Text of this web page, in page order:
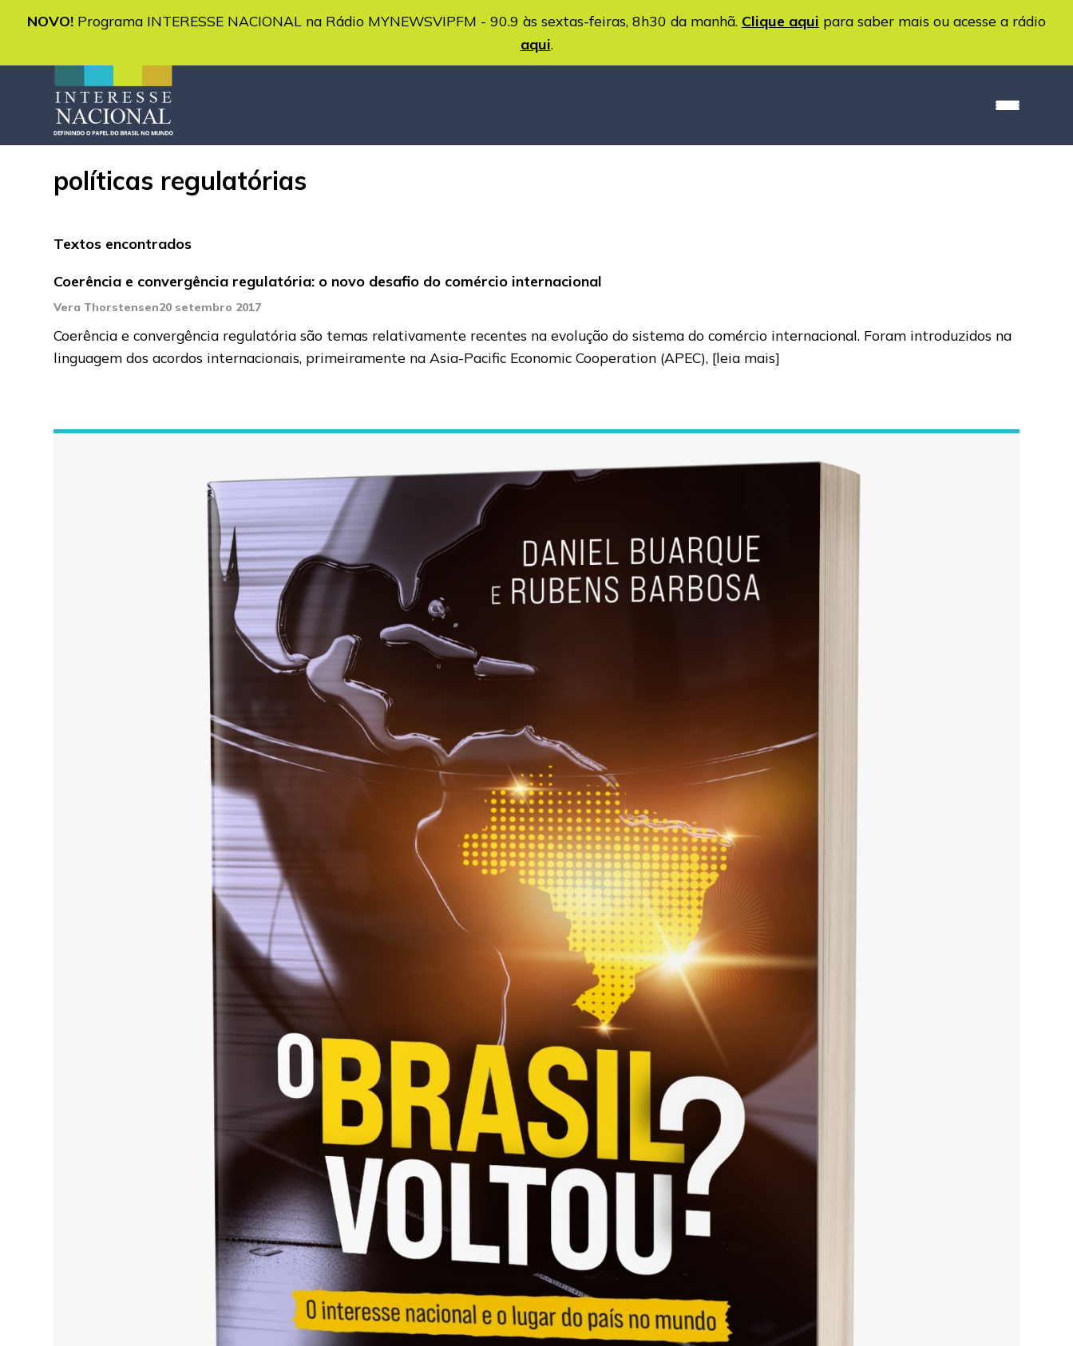
NOVO! Programa INTERESSE NACIONAL na Rádio MYNEWSVIPFM - 90.9 às sextas-feiras, 8h30 da manhã. Clique aqui para saber mais ou acesse a rádio
aqui.
políticas regulatórias
Textos encontrados
Coerência e convergência regulatória: o novo desafio do comércio internacional
Vera Thorstensen20 setembro 2017
Coerência e convergência regulatória são temas relativamente recentes na evolução do sistema do comércio internacional. Foram introduzidos na
linguagem dos acordos internacionais, primeiramente na Asia-Pacific Economic Cooperation (APEC), [leia mais]